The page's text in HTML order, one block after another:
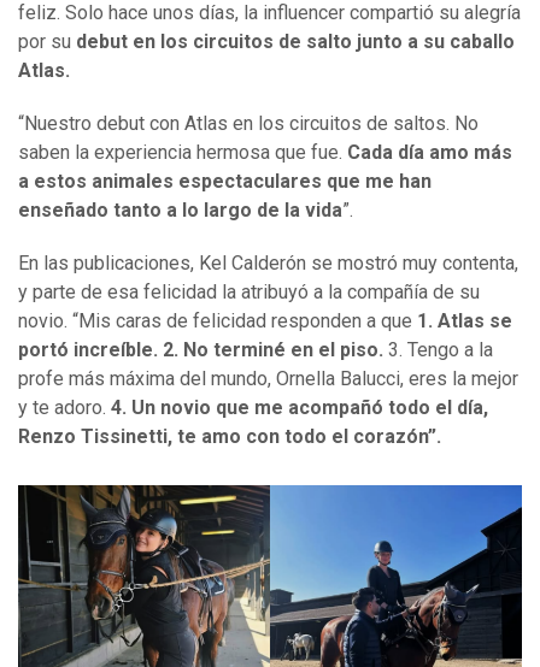
feliz. Solo hace unos días, la influencer compartió su alegría
por su debut en los circuitos de salto junto a su caballo
Atlas.
“Nuestro debut con Atlas en los circuitos de saltos. No
saben la experiencia hermosa que fue. Cada día amo más
a estos animales espectaculares que me han
enseñado tanto a lo largo de la vida”.
En las publicaciones, Kel Calderón se mostró muy contenta,
y parte de esa felicidad la atribuyó a la compañía de su
novio. “Mis caras de felicidad responden a que 1. Atlas se
portó increíble. 2. No terminé en el piso. 3. Tengo a la
profe más máxima del mundo, Ornella Balucci, eres la mejor
y te adoro. 4. Un novio que me acompañó todo el día,
Renzo Tissinetti, te amo con todo el corazón”.